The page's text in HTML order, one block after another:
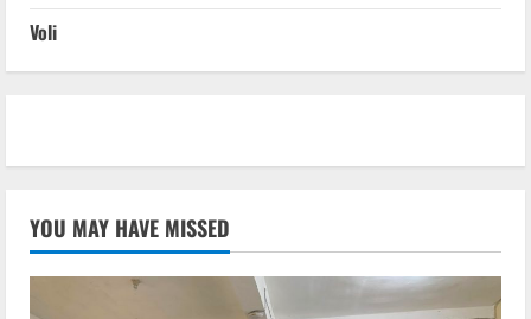
Voli
YOU MAY HAVE MISSED